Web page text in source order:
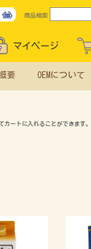
商品検索
マイページ
要 OEMについて
ートに入れることができます。